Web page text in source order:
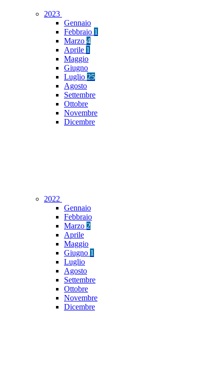
2023
Gennaio
Febbraio 1
Marzo 4
Aprile 1
Maggio
Giugno
Luglio 25
Agosto
Settembre
Ottobre
Novembre
Dicembre
2022
Gennaio
Febbraio
Marzo 2
Aprile
Maggio
Giugno 1
Luglio
Agosto
Settembre
Ottobre
Novembre
Dicembre